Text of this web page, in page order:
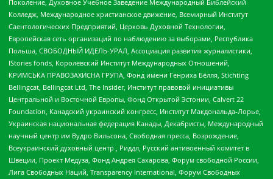
Поколение, Духовное Учебное Заведение Международный Библейский
Колледж, Международное христианское движение, Всемирный Институт
Саентологических Предприятий, Церковь Духовной Технологии,
Европейская сеть организаций по наблюдению за выборами, Республика
Польша, СВОБОДНЫЙ ИДЕЛЬ-УРАЛ, Ассоциация развития журналистики,
IStories fonds, Королевский Институт Международных Отношений,
КРИМСЬКА ПРАВОЗАХИСНА ГРУПА, Фонд имени Генриха Бёлля, Stichting
Bellingcat, Bellingcat Ltd, The Insider, Институт правовой инициативы
Центральной и Восточной Европы, Фонд Открытой Эстонии, Calvert 22
Foundation, Канадский украинский конгресс, Институт Макдональда-Лорье,
Украинская национальная федерация Канады, Декабристы, Международный
научный центр им Вудро Вильсона, Свободная пресса, Возрождение,
Всеукраинский духовный центр , Риддл, Русский антивоенный комитет в
Швеции, Проект Медуза, Фонд Андрея Сахарова, Форум свободной России,
Лига Свободных Наций, Transparеncy International, Форум Свободных